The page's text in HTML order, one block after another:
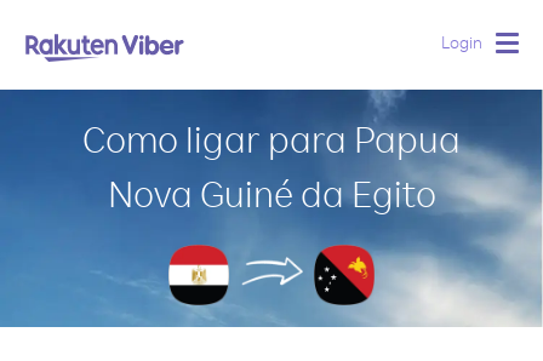
Login
Como ligar para Papua
Nova Guiné da Egito